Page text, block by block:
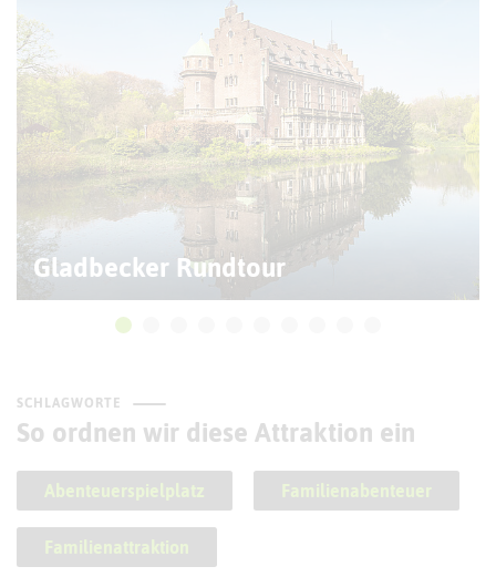
Gladbecker Rundtour
SCHLAGWORTE
So ordnen wir diese Attraktion ein
Abenteuerspielplatz Familienabenteuer
Familienattraktion